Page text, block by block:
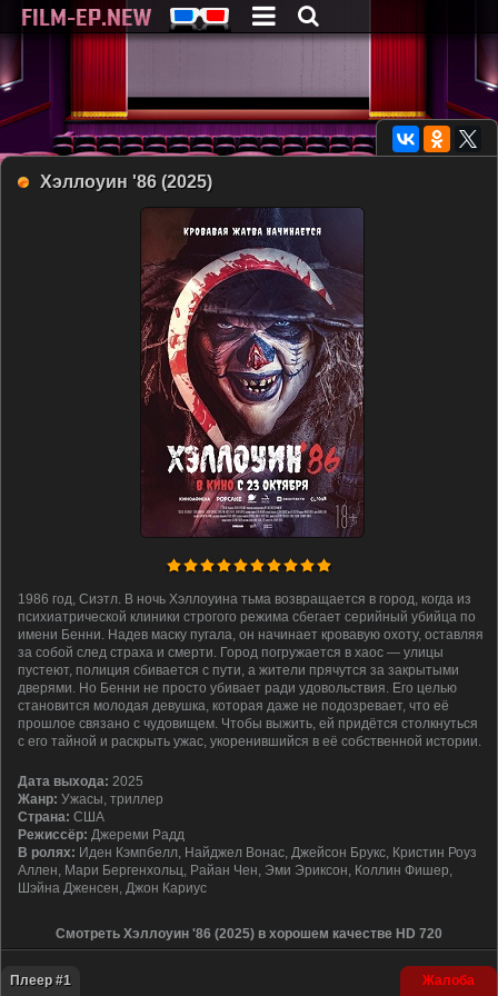
Хэллоуин '86 (2025)
1986 год, Сиэтл. В ночь Хэллоуина тьма возвращается в город, когда из
психиатрической клиники строгого режима сбегает серийный убийца по
имени Бенни. Надев маску пугала, он начинает кровавую охоту, оставляя
за собой след страха и смерти. Город погружается в хаос — улицы
пустеют, полиция сбивается с пути, а жители прячутся за закрытыми
дверями. Но Бенни не просто убивает ради удовольствия. Его целью
становится молодая девушка, которая даже не подозревает, что её
прошлое связано с чудовищем. Чтобы выжить, ей придётся столкнуться
с его тайной и раскрыть ужас, укоренившийся в её собственной истории.
Дата выхода: 2025
Жанр: Ужасы, триллер
Страна: США
Режиссёр: Джереми Радд
В ролях: Иден Кэмпбелл, Найджел Вонас, Джейсон Брукс, Кристин Роуз
Аллен, Мари Бергенхольц, Райан Чен, Эми Эриксон, Коллин Фишер,
Шэйна Дженсен, Джон Кариус
Смотреть Хэллоуин '86 (2025) в хорошем качестве HD 720
Плеер #1 Жалоба